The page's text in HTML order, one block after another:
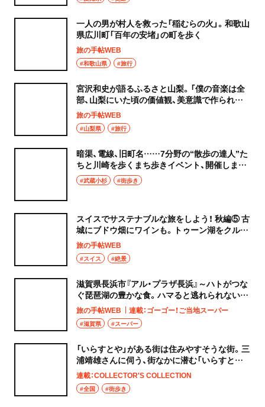
一人の男が村人を救った「稲むらの火」。和歌山
県広川町「百年の安堵」の町を歩く
旅の手帖WEB
#和歌山県 #旅行
宮沢和史が語るふるさと山梨。「僕の音楽は全
部、山梨にいた頃の価値観、美意識で作られて
いる」
旅の手帖WEB
#山梨県 #旅行
暗渠、電線、旧町名……7分野の“散歩の達人”た
ちと川崎を歩くまち歩きイベント、開催しまし
た！
#武蔵小杉 #街歩き
スイスでサステナブルな旅をしよう！ 秋編⑤ 古
城にブドウ畑にワインも。トゥーン湖をクルー
ズ
旅の手帖WEB
#スイス #絶景
滋賀県長浜市『アル・プラザ長浜』～ハトがつな
ぐ琵琶湖の豊かな食。ハマると逃れられないメ
ビウスの輪～
旅の手帖WEB 連載：ゴーゴー！ご当地スーパー
#滋賀県 #スーパー
「いらすとや」がある街は住みやすそうな街。三
浦靖雄さんに伺う、街なかに潜む「いらすとや」
の世界
連載：COLLECTOR'S COLLECTION
#全国 #街歩き